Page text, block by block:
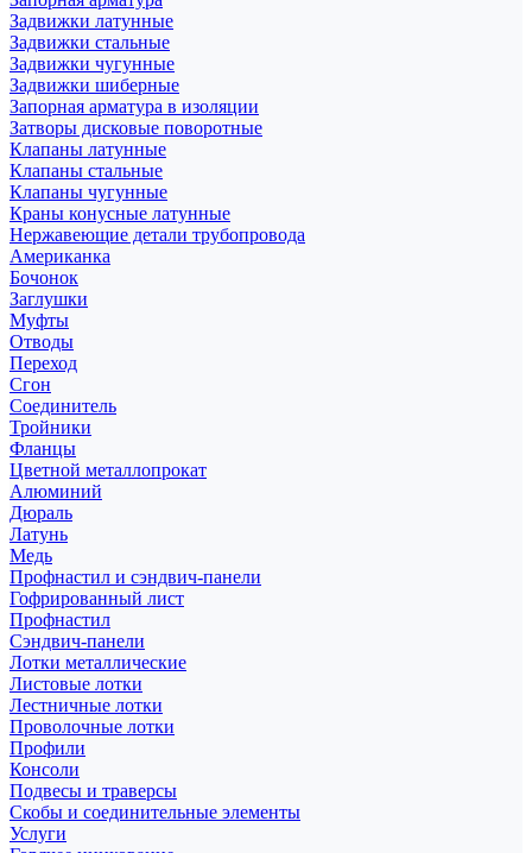
Задвижки латунные
Задвижки стальные
Задвижки чугунные
Задвижки шиберные
Запорная арматура в изоляции
Затворы дисковые поворотные
Клапаны латунные
Клапаны стальные
Клапаны чугунные
Краны конусные латунные
Нержавеющие детали трубопровода
Американка
Бочонок
Заглушки
Муфты
Отводы
Переход
Сгон
Соединитель
Тройники
Фланцы
Цветной металлопрокат
Алюминий
Дюраль
Латунь
Медь
Профнастил и сэндвич-панели
Гофрированный лист
Профнастил
Сэндвич-панели
Лотки металлические
Листовые лотки
Лестничные лотки
Проволочные лотки
Профили
Консоли
Подвесы и траверсы
Скобы и соединительные элементы
Услуги